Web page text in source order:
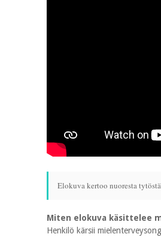
Elokuva kertoo nuoresta
Miten elokuva käsittelee
Henkilö kärsii